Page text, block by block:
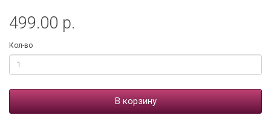
499.00 р.
Кол-во
В корзину